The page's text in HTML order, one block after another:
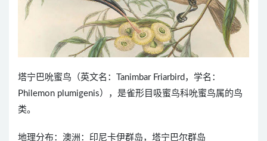
塔宁巴吮蜜鸟（英文名：Tanimbar Friarbird，学名：
Philemon plumigenis），是雀形目吸蜜鸟科吮蜜鸟属的鸟
类。
地理分布：澳洲：印尼卡伊群岛，塔宁巴尔群岛